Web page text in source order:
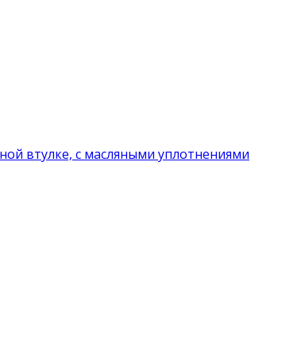
втулке, с масляными уплотнениями